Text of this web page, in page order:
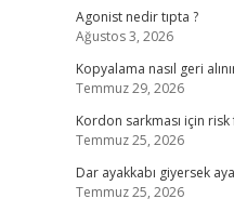
Agonist nedir tıpta ?
Ağustos 3, 2026
Kopyalama nasıl geri
Temmuz 29, 2026
Kordon sarkması için
Temmuz 25, 2026
Dar ayakkabı giyersek
Temmuz 25, 2026